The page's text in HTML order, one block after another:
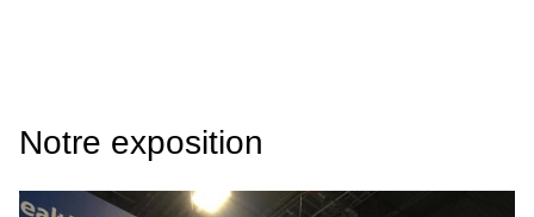
Notre exposition